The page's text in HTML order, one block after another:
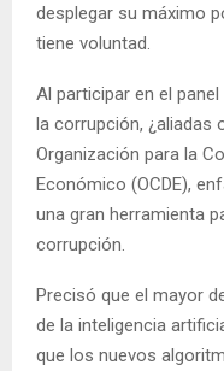
desplegar su máximo
tiene voluntad.
Al participar en el
la corrupción, ¿aliadas
Organización para la
Económico (OCDE),
una gran herramienta
corrupción.
Precisó que el mayor
de la inteligencia
que los nuevos